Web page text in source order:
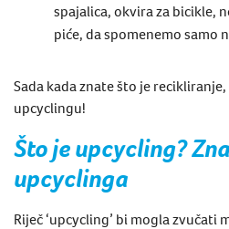
spajalica, okvira za bicikle,
piće, da spomenemo samo
Sada kada znatešto je recikliranje
upcyclingu!
Što jeupcycling?
upcyclinga
Riječ ‘upcycling’ bi mogla zvučati